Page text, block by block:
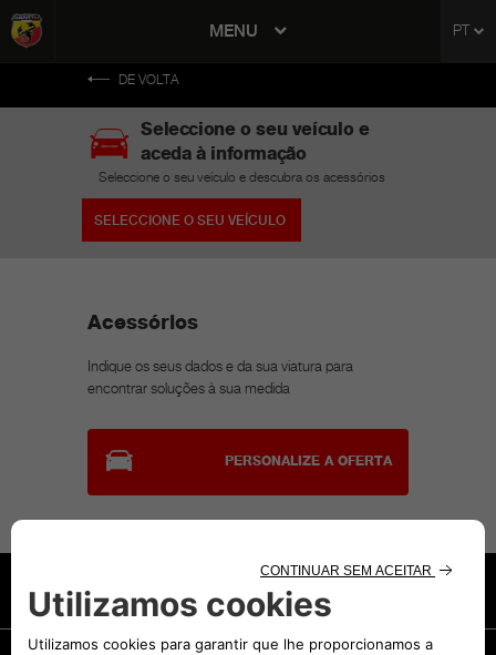
MENU PT
DE VOLTA
Seleccione o seu veículo e
aceda à informação
Seleccione o seu veículo e descubra os acessórios
SELECCIONE O SEU VEÍCULO
Acessórios
Indique os seus dados e da sua viatura para
encontrar soluções à sua medida
PERSONALIZE A OFERTA